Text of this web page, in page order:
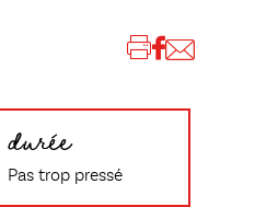
durée
Pas trop pressé